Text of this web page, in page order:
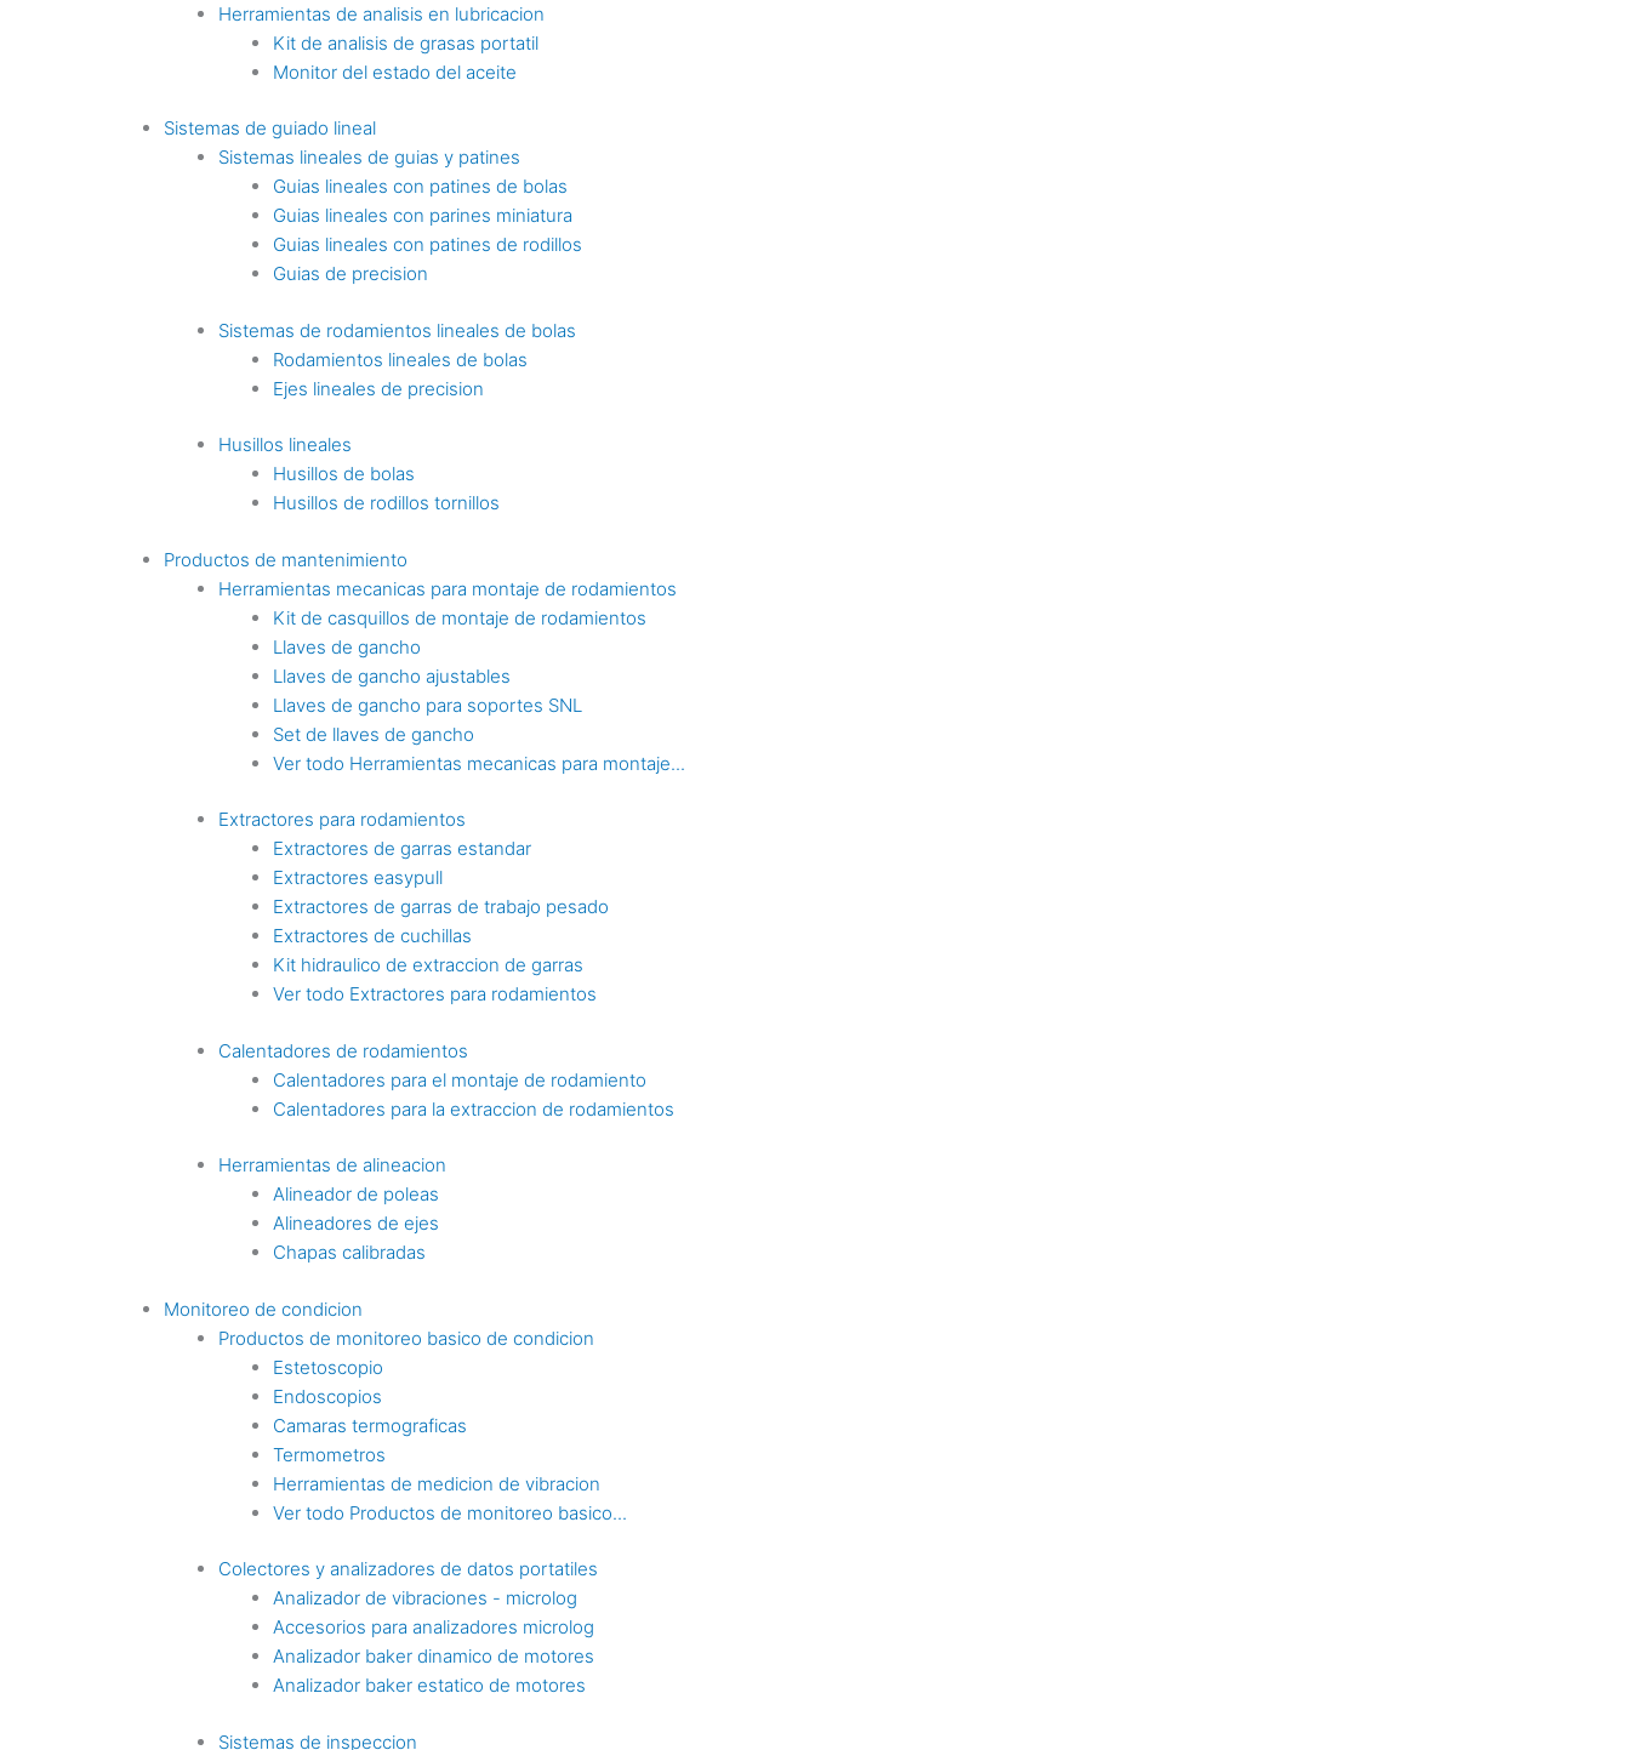
Herramientas de analisis en lubricacion
Kit de analisis de grasas portatil
Monitor del estado del aceite
Sistemas de guiado lineal
Sistemas lineales de guias y patines
Guias lineales con patines de bolas
Guias lineales con parines miniatura
Guias lineales con patines de rodillos
Guias de precision
Sistemas de rodamientos lineales de bolas
Rodamientos lineales de bolas
Ejes lineales de precision
Husillos lineales
Husillos de bolas
Husillos de rodillos tornillos
Productos de mantenimiento
Herramientas mecanicas para montaje de rodamientos
Kit de casquillos de montaje de rodamientos
Llaves de gancho
Llaves de gancho ajustables
Llaves de gancho para soportes SNL
Set de llaves de gancho
Ver todo Herramientas mecanicas para montaje...
Extractores para rodamientos
Extractores de garras estandar
Extractores easypull
Extractores de garras de trabajo pesado
Extractores de cuchillas
Kit hidraulico de extraccion de garras
Ver todo Extractores para rodamientos
Calentadores de rodamientos
Calentadores para el montaje de rodamiento
Calentadores para la extraccion de rodamientos
Herramientas de alineacion
Alineador de poleas
Alineadores de ejes
Chapas calibradas
Monitoreo de condicion
Productos de monitoreo basico de condicion
Estetoscopio
Endoscopios
Camaras termograficas
Termometros
Herramientas de medicion de vibracion
Ver todo Productos de monitoreo basico...
Colectores y analizadores de datos portatiles
Analizador de vibraciones - microlog
Accesorios para analizadores microlog
Analizador baker dinamico de motores
Analizador baker estatico de motores
Sistemas de inspeccion